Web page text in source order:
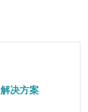
解决方案